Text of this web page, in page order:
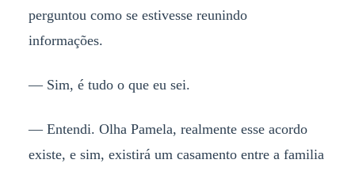
perguntou como se estivesse reunindo
informações.
— Sim, é tudo o que eu sei.
— Entendi. Olha Pamela, realmente esse acordo
existe, e sim, existirá um casamento entre a familia